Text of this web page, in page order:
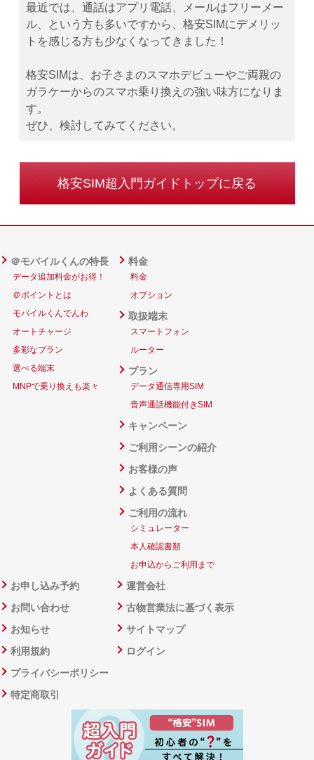
最近では、通話はアプリ電話、メールはフリーメー
ル、という方も多いですから、格安SIMにデメリッ
トを感じる方も少なくなってきました！
格安SIMは、お子さまのスマホデビューやご両親の
ガラケーからのスマホ乗り換えの強い味方になりま
す。
ぜひ、検討してみてください。
格安SIM超入門ガイドトップに戻る
＠モバイルくんの特長
データ追加料金がお得！
＠ポイントとは
モバイルくんでんわ
オートチャージ
多彩なプラン
選べる端末
MNPで乗り換えも楽々
料金
料金
オプション
取扱端末
スマートフォン
ルーター
プラン
データ通信専用SIM
音声通話機能付きSIM
キャンペーン
ご利用シーンの紹介
お客様の声
よくある質問
ご利用の流れ
シミュレーター
本人確認書類
お申込からご利用まで
お申し込み予約
お問い合わせ
お知らせ
利用規約
プライバシーポリシー
特定商取引
運営会社
古物営業法に基づく表示
サイトマップ
ログイン